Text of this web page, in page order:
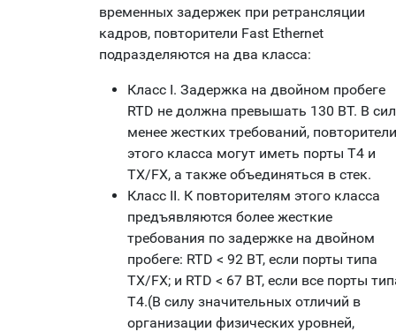
временных задержек при ретрансляции
кадров, повторители Fast Ethernet
подразделяются на два класса:
Класс I. Задержка на двойном пробеге
RTD не должна превышать 130 BT. В
менее жестких требований, повторители
этого класса могут иметь порты T4 и
TX/FX, а также объединяться в стек.
Класс II. К повторителям этого класса
предъявляются более жесткие
требования по задержке на двойном
пробеге: RTD < 92 BT, если порты типа
TX/FX; и RTD < 67 BT, если все порты
T4.(В силу значительных отличий в
организации физических уровней,